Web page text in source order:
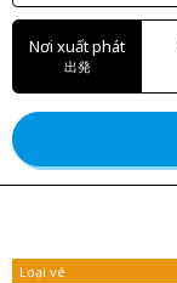
Nơi xuất phát
出発
Loại vé